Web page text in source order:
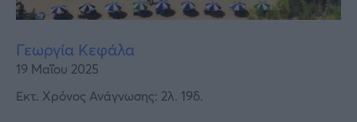
Viral
Κουζίνα
Γεωργία Κεφάλα
19 Μαΐου 2025
Εκτ. Χρόνος Ανάγνωσης: 2λ. 19δ.